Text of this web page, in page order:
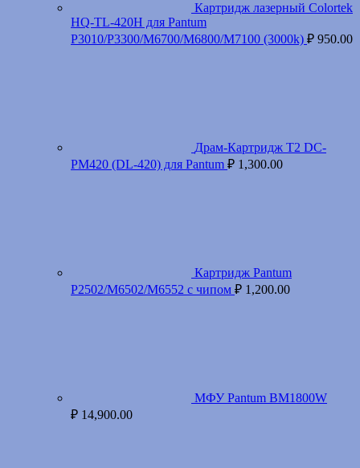
Картридж лазерный Colortek
HQ-TL-420H для Pantum
P3010/P3300/M6700/M6800/M7100 (3000k) ₽ 950.00
Драм-Картридж T2 DC-
PM420 (DL-420) для Pantum ₽ 1,300.00
Картридж Pantum
P2502/M6502/M6552 с чипом ₽ 1,200.00
МФУ Pantum BM1800W
₽ 14,900.00